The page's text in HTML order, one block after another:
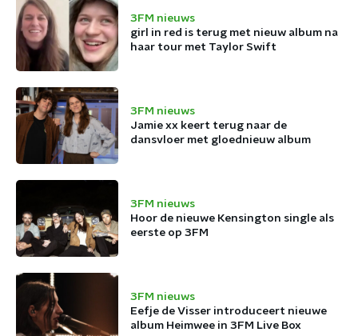
3FM nieuws
girl in red is terug met nieuw album na
haar tour met Taylor Swift
3FM nieuws
Jamie xx keert terug naar de
dansvloer met gloednieuw album
3FM nieuws
Hoor de nieuwe Kensington single als
eerste op 3FM
3FM nieuws
Eefje de Visser introduceert nieuwe
album Heimwee in 3FM Live Box